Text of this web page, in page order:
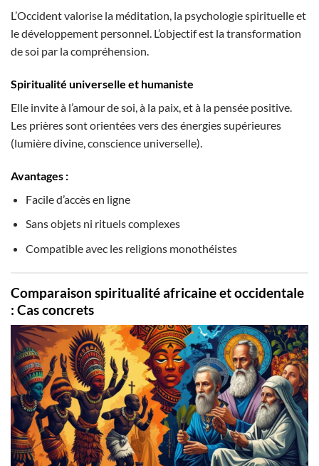
L’Occident valorise la méditation, la psychologie spirituelle et
le développement personnel. L’objectif est la transformation
de soi par la compréhension.
Spiritualité universelle et humaniste
Elle invite à l’amour de soi, à la paix, et à la pensée positive.
Les prières sont orientées vers des énergies supérieures
(lumière divine, conscience universelle).
Avantages :
Facile d’accès en ligne
Sans objets ni rituels complexes
Compatible avec les religions monothéistes
Comparaison spiritualité africaine et occidentale
: Cas concrets